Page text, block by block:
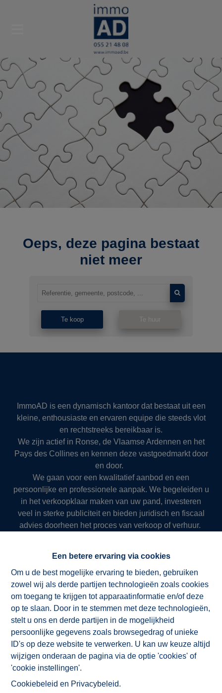
Een betere ervaring via cookies
Om u de best mogelijke ervaring te bieden, gebruiken
zowel wij als derde partijen technologieën zoals cookies
om toegang te krijgen tot apparaatinformatie en/of deze
op te slaan. Door in te stemmen met deze technologieën,
stelt u ons en derde partijen in de mogelijkheid
persoonlijke gegevens zoals browsegedrag of unieke
ID's op deze website te verwerken. U kan uw keuze altijd
wijzigen onderaan de pagina via de optie 'cookies' of
'cookie instellingen'.
Cookiebeleid en Privacybeleid.
Oeps, deze pagina bestaat
niet meer
Te koop Te huur
ImmoAD is een dynamisch kantoor dat bestaat uit een
kleine, enthousiaste en ervaren equipe die steeds vlot
en rechtstreeks bereikbaar is.
We zijn actief in Ronse, de Vlaamse Ardennen en het
Pays des Collines en kennen deze vastgoedmarkt door
en door.
We gaan voor een kwalitatief aanbod en een
persoonlijke en professionele aanpak. We begeleiden u
in het verkoopklaar maken van uw pand, investeren
veel in sterke publiciteit en bieden juridisch en fiscaal
advies doorheen het proces van verkoop of verhuur.
NV ImmoAD